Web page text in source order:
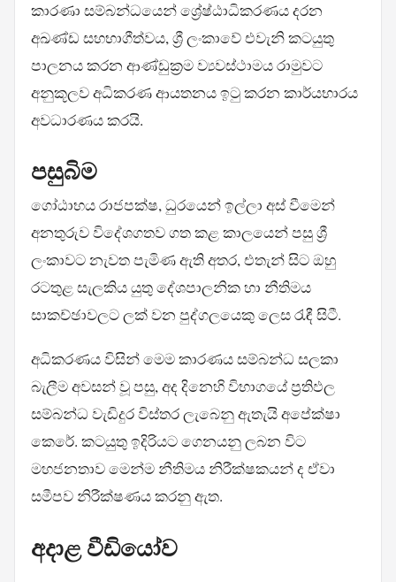
කාරණා සම්බන්ධයෙන් ශ්‍රේෂ්ඨාධිකරණය දරන
අඛණ්ඩ සහභාගීත්වය, ශ්‍රී ලංකාවේ එවැනි කටයුතු
පාලනය කරන ආණ්ඩුක්‍රම ව්‍යවස්ථාමය රාමුවට
අනුකූලව අධිකරණ ආයතනය ඉටු කරන කාර්යභාරය
අවධාරණය කරයි.
පසුබිම
ගෝඨාභය රාජපක්ෂ, ධුරයෙන් ඉල්ලා අස් වීමෙන්
අනතුරුව විදේශගතව ගත කළ කාලයෙන් පසු ශ්‍රී
ලංකාවට නැවත පැමිණ ඇති අතර, එතැන් සිට ඔහු
රටතුළ සැලකිය යුතු දේශපාලනික හා නීතිමය
සාකච්ඡාවලට ලක් වන පුද්ගලයෙකු ලෙස රැඳී සිටී.
අධිකරණය විසින් මෙම කාරණය සම්බන්ධ සලකා
බැලීම අවසන් වූ පසු, අද දිනෙහි විභාගයේ ප්‍රතිඵල
සම්බන්ධ වැඩිදුර විස්තර ලැබෙනු ඇතැයි අපේක්ෂා
කෙරේ. කටයුතු ඉදිරියට ගෙනයනු ලබන විට
මහජනතාව මෙන්ම නීතිමය නිරීක්ෂකයන් ද ඒවා
සමීපව නිරීක්ෂණය කරනු ඇත.
අදාළ වීඩියෝව